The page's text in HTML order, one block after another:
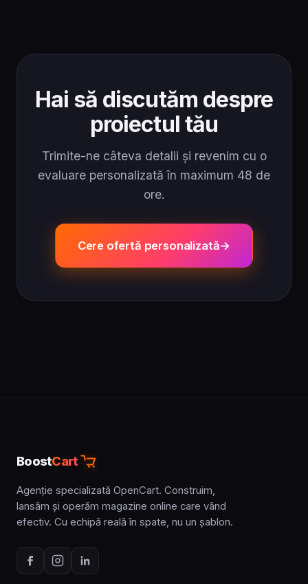
Hai să discutăm despre
proiectul tău
Trimite-ne câteva detalii și revenim cu o
evaluare personalizată în maximum 48 de
ore.
Cere ofertă personalizată
BoostCart
Agenție specializată OpenCart. Construim,
lansăm și operăm magazine online care vând
efectiv. Cu echipă reală în spate, nu un șablon.